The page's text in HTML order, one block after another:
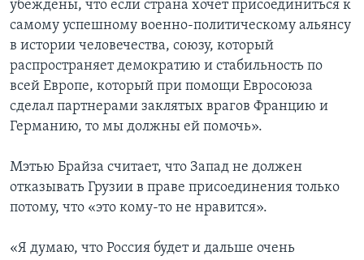
убеждены, что если страна хочет присоединиться к
самому успешному военно-политическому альянсу
в истории человечества, союзу, который
распространяет демократию и стабильность по
всей Европе, который при помощи Евросоюза
сделал партнерами заклятых врагов Францию и
Германию, то мы должны ей помочь».
Мэтью Брайза считает, что Запад не должен
отказывать Грузии в праве присоединения только
потому, что «это кому-то не нравится».
«Я думаю, что Россия будет и дальше очень